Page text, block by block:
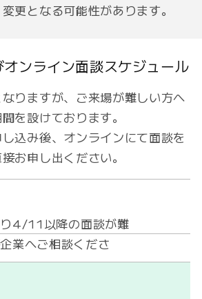
更となる可能性があります。
ンライン面談スケジュール
りますが、ご来場が難しい方へ
を設けております。
込み後、オンラインにて面談を
お申し出ください。
4/11以降の面談が難
業へご相談くださ